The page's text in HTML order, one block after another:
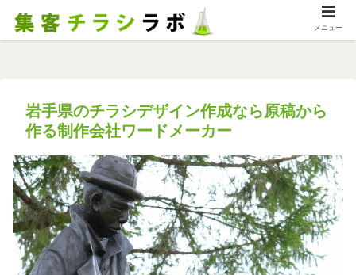
岩手県のチラシデザイン作成なら原稿から
作る制作会社ワードメーカー
メニュー